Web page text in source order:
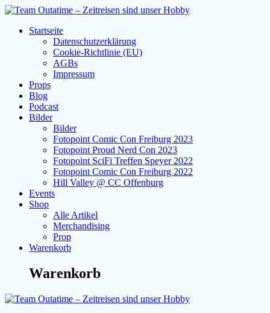
Zum
springenStartseite
Datenschutzerklärung
Cookie-Richtlinie (EU)
AGBs
Impressum
Props
Blog
Podcast
Bilder
Bilder
Fotopoint Comic Con Freiburg 2023
Fotopoint Proud Nerd Con 2023
Fotopoint SciFi Treffen Speyer 2022
Fotopoint Comic Con Freiburg 2022
Hill Valley @ CC Offenburg
Events
Shop
Alle Artikel
Merchandising
Prop
Warenkorb
Warenkorb